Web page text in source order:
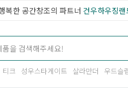
복한 공간창조의 파트너 건우하우징랜
티크 성우스타게이트 살라만더 우드슬